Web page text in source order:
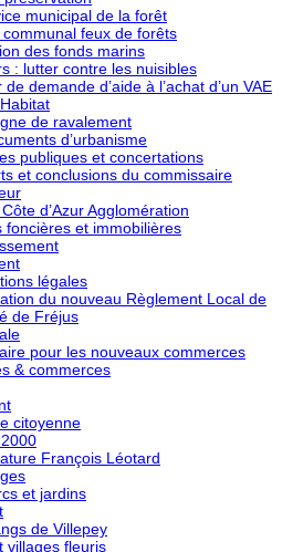
municipal de la forêt
feux de forêts
des fonds marins
: lutter contre les nuisibles
de demande d’aide à l’achat d’un VAE
de ravalement
d’urbanisme
publiques et concertations
et conclusions du commissaire
d’Azur Agglomération
foncières et immobilières
légales
du nouveau Règlement Local de
de Fréjus
pour les nouveaux commerces
& commerces
citoyenne
François Léotard
et jardins
de Villepey
villages fleuris